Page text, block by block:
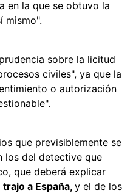
en la que se obtuvo la
mismo".
sobre la licitud
civiles", ya que la
o autorización
que previsiblemente se
los del detective que
que deberá explicar
trajo a España, y el de los